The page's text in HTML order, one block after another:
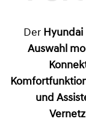
Der Hyundai
Auswahl
und